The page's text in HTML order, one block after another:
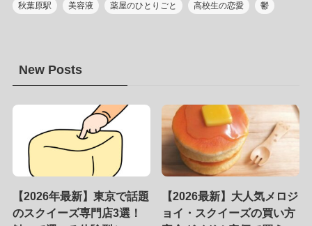
秋葉原駅 美容液 薬屋のひとりごと 高校生の恋愛 鬱
New Posts
【2026年最新】東京で話題
のスクイーズ専門店3選！
【2026最新】大人気メロジ
ョイ・スクイーズの買い方